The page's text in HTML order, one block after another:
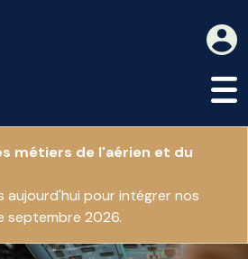
métiers de l'aérien et du
aujourd'hui pour intégrer nos
septembre 2026.